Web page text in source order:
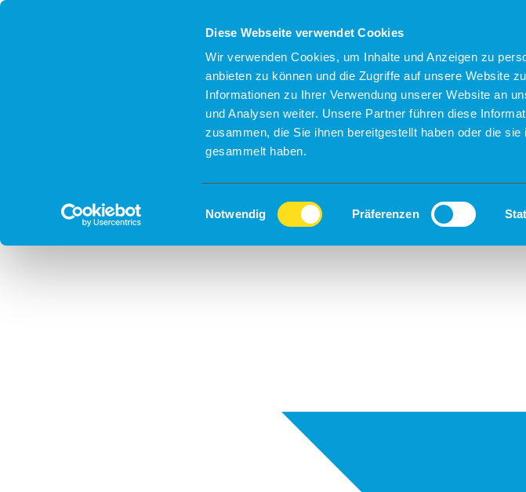
Diese Webseite verwendet Cookies
Wir verwenden Cookies, um Inhalte und Anzeigen zu
anbieten zu können und die Zugriffe auf unsere Website
Informationen zu Ihrer Verwendung unserer Website an
und Analysen weiter. Unsere Partner führen diese
zusammen, die Sie ihnen bereitgestellt haben oder die
gesammelt haben.
Einwilligungsauswahl
Notwendig Präferenzen